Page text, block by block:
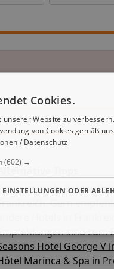
ist ein beliebtes
Gern
sind zum
Hotel George V
Marinca & Spa in
Cookies.
Website zu
von Cookies gemäß
/ Datenschutz
(602) →
EINSTELLUNGEN ODER